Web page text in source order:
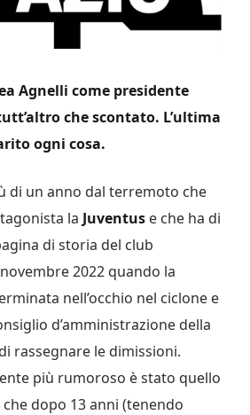
Agnelli come presidente
che scontato. L’ultima
ogni cosa.
di un anno dal terremoto che
la Juventus e che ha di
di storia del club
2022 quando la
nell’occhio nel ciclone e
d’amministrazione della
rassegnare le dimissioni.
più rumoroso è stato quello
che dopo 13 anni (tenendo